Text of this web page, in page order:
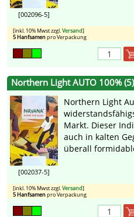
[002096-5]
[inkl. 10% Mwst zzgl.Versand]
5 Hanfsamenpro Verpackung
Northern Light AUTO 100%
[002037-5]
Northern Light
Markt. Dieser
auch in kalten
überall
[inkl. 10% Mwst zzgl.Versand]
5 Hanfsamenpro Verpackung